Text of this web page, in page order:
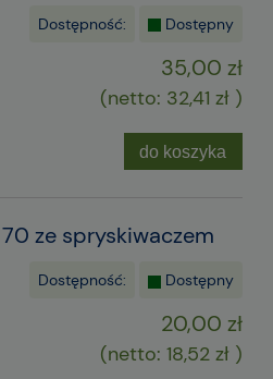
Dostępność: Dostępny
35,00 zł
(netto: 32,41 zł )
do koszyka
ze spryskiwaczem
Dostępność: Dostępny
20,00 zł
(netto: 18,52 zł )